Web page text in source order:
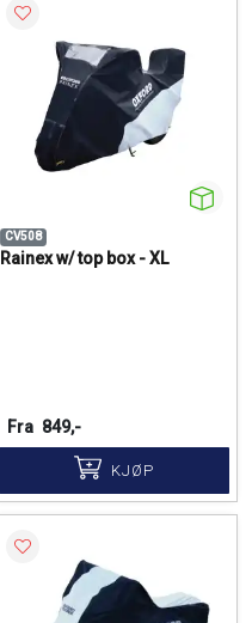
CV508
Rainex w/ top box - XL
Fra 849,-
KJØP